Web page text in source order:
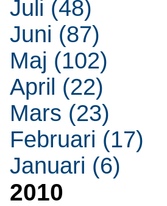
Juli (48)
Juni (87)
Maj (102)
April (22)
Mars (23)
Februari (17)
Januari (6)
2010